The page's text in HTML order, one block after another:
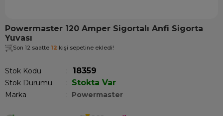
Powermaster 120 Amper Sigortalı Anfi Sigorta
Yuvası
Son 12 saatte 12 kişi sepetine ekledi!
Stok Kodu 18359
Stok Durumu : Stokta Var
Marka : Powermaster